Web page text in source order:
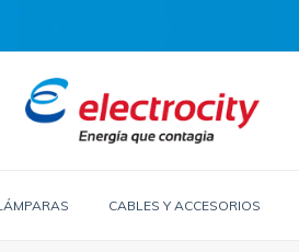
CABLES Y ACCESORIOS